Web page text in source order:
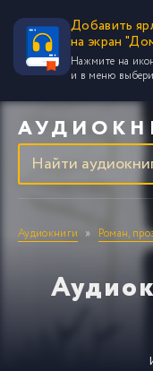
Добавить
на экран
Нажмите на
и в меню
Аудиокниги Роман,